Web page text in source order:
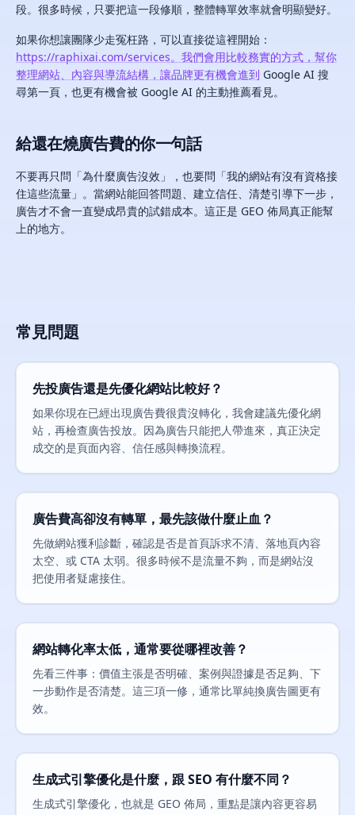
段。很多時候，只要把這一段修順，整體轉單效率就會明顯變好。
如果你想讓團隊少走冤枉路，可以直接從這裡開始：
https://raphixai.com/services。我們會用比較務實的方式，幫你
整理網站、內容與導流結構，讓品牌更有機會進到 Google AI 搜
尋第一頁，也更有機會被 Google AI 的主動推薦看見。
給還在燒廣告費的你一句話
不要再只問「為什麼廣告沒效」，也要問「我的網站有沒有資格接
住這些流量」。當網站能回答問題、建立信任、清楚引導下一步，
廣告才不會一直變成昂貴的試錯成本。這正是 GEO 佈局真正能幫
上的地方。
常見問題
先投廣告還是先優化網站比較好？
如果你現在已經出現廣告費很貴沒轉化，我會建議先優化網
站，再檢查廣告投放。因為廣告只能把人帶進來，真正決定
成交的是頁面內容、信任感與轉換流程。
廣告費高卻沒有轉單，最先該做什麼止血？
先做網站獲利診斷，確認是否是首頁訴求不清、落地頁內容
太空、或 CTA 太弱。很多時候不是流量不夠，而是網站沒
把使用者疑慮接住。
網站轉化率太低，通常要從哪裡改善？
先看三件事：價值主張是否明確、案例與證據是否足夠、下
一步動作是否清楚。這三項一修，通常比單純換廣告圖更有
效。
生成式引擎優化是什麼，跟 SEO 有什麼不同？
生成式引擎優化，也就是 GEO 佈局，重點是讓內容更容易